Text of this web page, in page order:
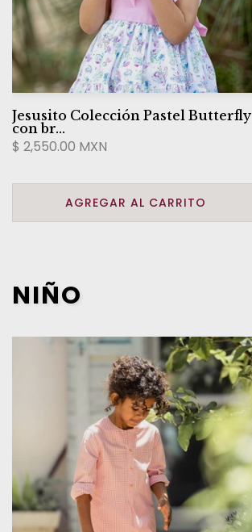
Jesusito Colección Pastel Butterfly
con br...
$ 2,550.00 MXN
AGREGAR AL CARRITO
NIÑO